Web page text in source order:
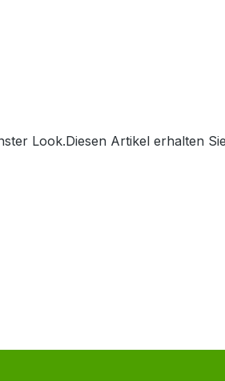
Look.Diesen Artikel erhalten